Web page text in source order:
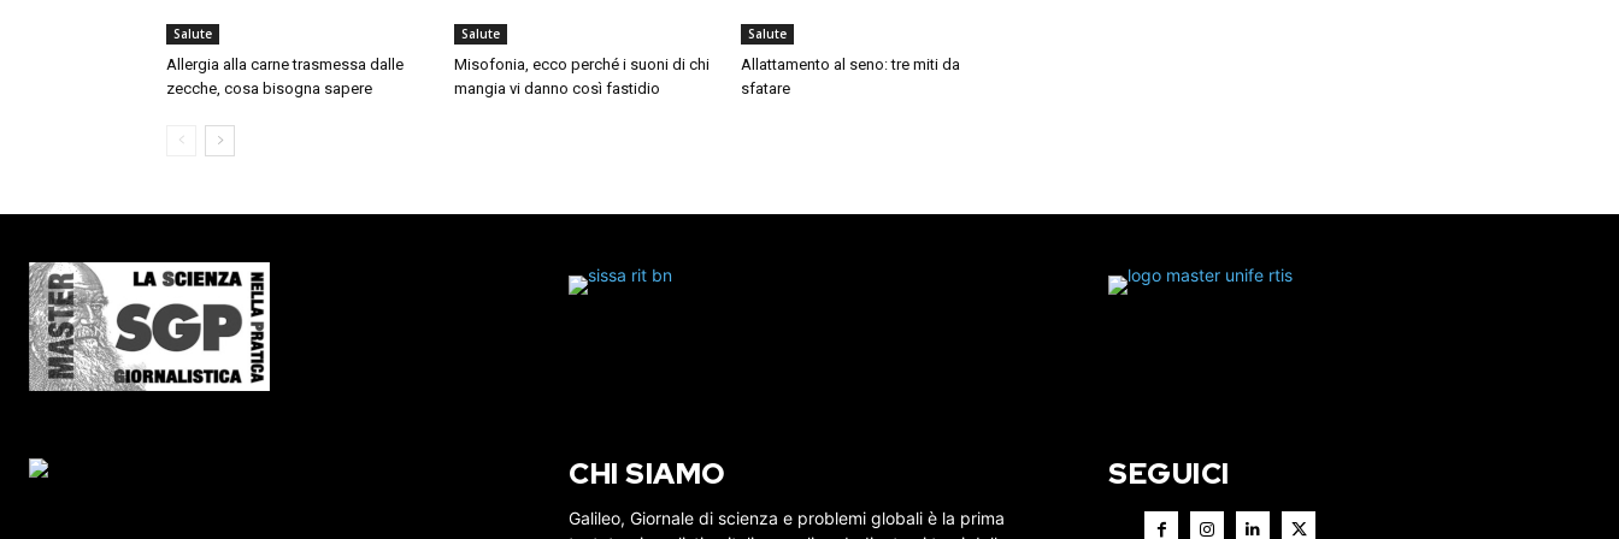
Salute
Allergia alla carne trasmessa dalle
zecche, cosa bisogna sapere
Salute
Misofonia, ecco perché i suoni di chi
mangia vi danno così fastidio
Salute
Allattamento al seno: tre miti da
sfatare
CHI SIAMO
Galileo, Giornale di scienza e problemi globali è la prima
SEGUICI